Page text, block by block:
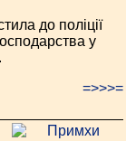
до поліції
у
=>>>=